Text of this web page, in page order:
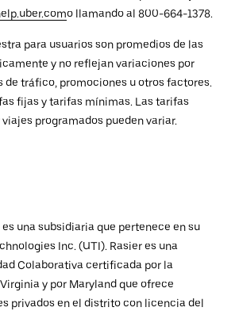
o llamando al 800-664-1378.
para usuarios son promedios de las
y no reflejan variaciones por
de tráfico, promociones u otros factores.
fijas y tarifas mínimas. Las tarifas
programados pueden variar.
es una subsidiaria que pertenece en su
Inc. (UTI). Rasier es una
Colaborativa certificada por la
y por Maryland que ofrece
privados en el distrito con licencia del